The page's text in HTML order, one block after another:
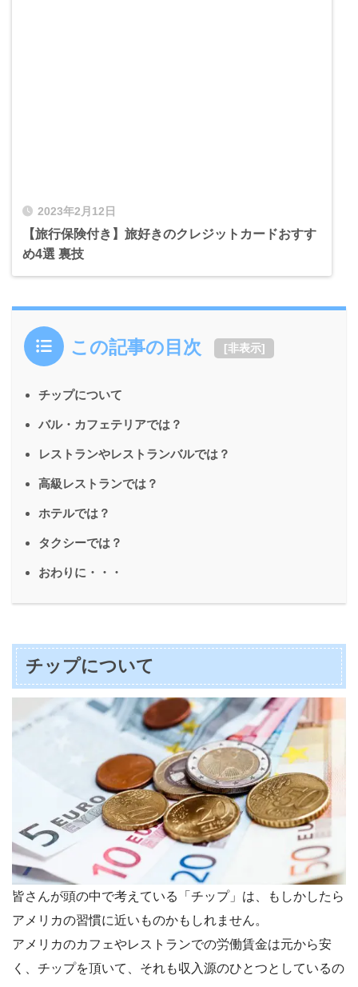
2023年2月12日
【旅行保険付き】旅好きのクレジットカードおすす
め4選 裏技
この記事の目次 [非表示]
チップについて
バル・カフェテリアでは？
レストランやレストランバルでは？
高級レストランでは？
ホテルでは？
タクシーでは？
おわりに・・・
チップについて
皆さんが頭の中で考えている 「チップ」 は、もしかしたら
アメリカの習慣に近いものかもしれません。
アメリカのカフェやレストランでの労働賃金は元から安
く、チップを頂いて、それも収入源のひとつとしているの